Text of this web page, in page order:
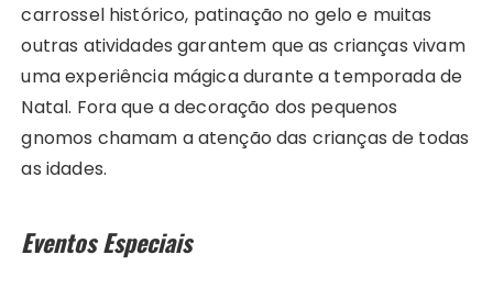
carrossel histórico, patinação no gelo e muitas
outras atividades garantem que as crianças vivam
uma experiência mágica durante a temporada de
Natal. Fora que a decoração dos pequenos
gnomos chamam a atenção das crianças de todas
as idades.
Eventos Especiais